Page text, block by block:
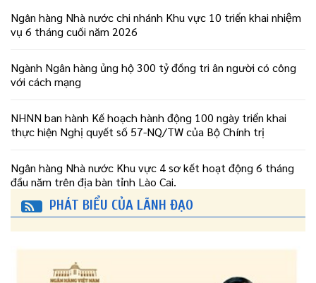
Ngân hàng Nhà nước chi nhánh Khu vực 10 triển khai nhiệm
vụ 6 tháng cuối năm 2026
Ngành Ngân hàng ủng hộ 300 tỷ đồng tri ân người có công
với cách mạng
NHNN ban hành Kế hoạch hành động 100 ngày triển khai
thực hiện Nghị quyết số 57-NQ/TW của Bộ Chính trị
Ngân hàng Nhà nước Khu vực 4 sơ kết hoạt động 6 tháng
đầu năm trên địa bàn tỉnh Lào Cai.
PHÁT BIỂU CỦA LÃNH ĐẠO